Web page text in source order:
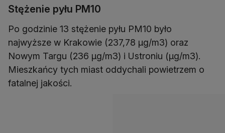
Stężenie pyłu PM10
Po godzinie 13 stężenie pyłu PM10 było
najwyższe w Krakowie (237,78 µg/m3) oraz
Nowym Targu (236 µg/m3) i Ustroniu (µg/m3).
Mieszkańcy tych miast oddychali powietrzem o
fatalnej jakości.